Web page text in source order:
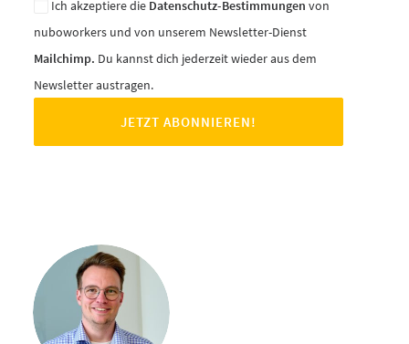
Ich akzeptiere die Datenschutz-Bestimmungen von
nuboworkers und von unserem Newsletter-Dienst
Mailchimp. Du kannst dich jederzeit wieder aus dem
Newsletter austragen.